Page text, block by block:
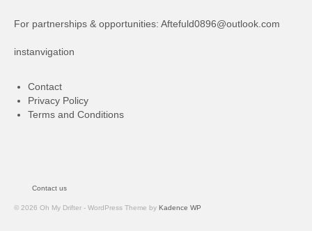
For partnerships & opportunities: Aftefuld0896@outlook.com
instanvigation
Contact
Privacy Policy
Terms and Conditions
Contact us
© 2026 Oh My Drifter - WordPress Theme by Kadence WP